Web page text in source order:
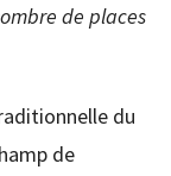
de places
du
de